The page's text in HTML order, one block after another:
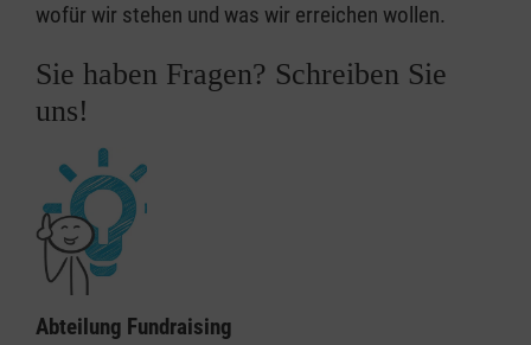
wofür wir stehen und was wir erreichen wollen.
Sie haben Fragen? Schreiben Sie
uns!
Abteilung Fundraising